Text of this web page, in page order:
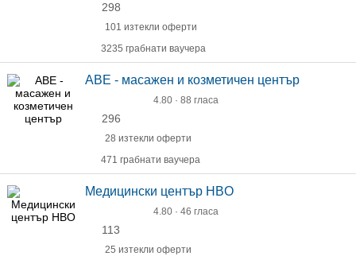
298
101 изтекли оферти
3235 грабнати ваучера
АВЕ - масажен и козметичен център
4.80 · 88 гласа
296
28 изтекли оферти
471 грабнати ваучера
Медицински център HBO
4.80 · 46 гласа
113
25 изтекли оферти